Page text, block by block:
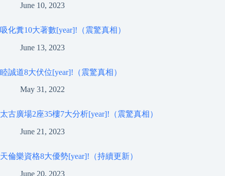
June 10, 2023
吸化糞10大著數[year]!（震驚真相）
June 13, 2023
睦誠道8大伏位[year]!（震驚真相）
May 31, 2022
太古廣場2座35樓7大分析[year]!（震驚真相）
June 21, 2023
天倫樂資格8大優勢[year]!（持續更新）
June 20, 2023